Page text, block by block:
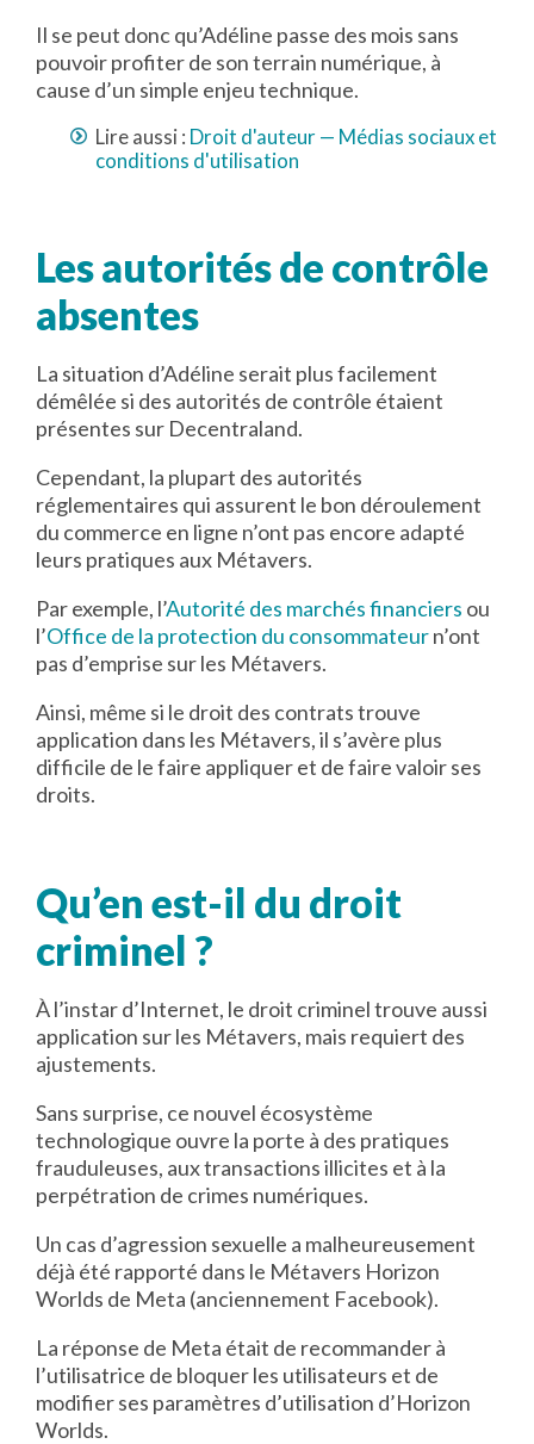
Il se peut donc qu’Adéline passe des mois sans
pouvoir profiter de son terrain numérique, à
cause d’un simple enjeu technique.
Lire aussi : Droit d'auteur — Médias sociaux et
conditions d'utilisation
Les autorités de contrôle
absentes
La situation d’Adéline serait plus facilement
démêlée si des autorités de contrôle étaient
présentes sur Decentraland.
Cependant, la plupart des autorités
réglementaires qui assurent le bon déroulement
du commerce en ligne n’ont pas encore adapté
leurs pratiques aux Métavers.
Par exemple, l’Autorité des marchés financiers ou
l’Office de la protection du consommateurn’ont
pas d’emprise sur les Métavers.
Ainsi, même si le droit des contrats trouve
application dans les Métavers, il s’avère plus
difficile de le faire appliquer et de faire valoir ses
droits.
Qu’en est-il du droit
criminel ?
À l’instar d’Internet, le droit criminel trouve aussi
application sur les Métavers, mais requiert des
ajustements.
Sans surprise, ce nouvel écosystème
technologique ouvre la porte à des pratiques
frauduleuses, aux transactions illicites et à la
perpétration de crimes numériques.
Un cas d’agression sexuelle a malheureusement
déjà été rapporté dans le Métavers Horizon
Worlds de Meta (anciennement Facebook).
La réponse de Meta était de recommander à
l’utilisatrice de bloquer les utilisateurs et de
modifier ses paramètres d’utilisation d’Horizon
Worlds.